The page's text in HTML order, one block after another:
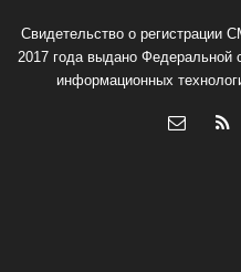
Свидетельство о
2017 года выдано Федеральной
информационных